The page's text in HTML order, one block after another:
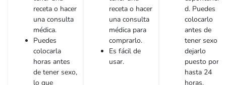
receta o hacer
una consulta
médica.
Puedes
colocarla
horas antes
de tener sexo,
lo que
receta o hacer
una consulta
médica para
comprarlo.
Es fácil de
usar.
d. Puedes
colocarlo
antes de
tener sexo y
dejarlo
puesto por
hasta 24
horas.